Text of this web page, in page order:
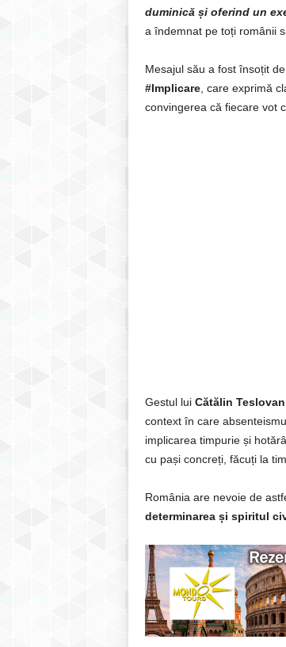
duminică și oferind un
a îndemnat pe toți românii
Mesajul său a fost însoțit
#Implicare, care exprimă
convingerea că fiecare vot
Gestul lui Cătălin Teslovan
context în care
implicarea timpurie și
cu pași concreți, făcuți la
România are nevoie de
determinarea și spiritul